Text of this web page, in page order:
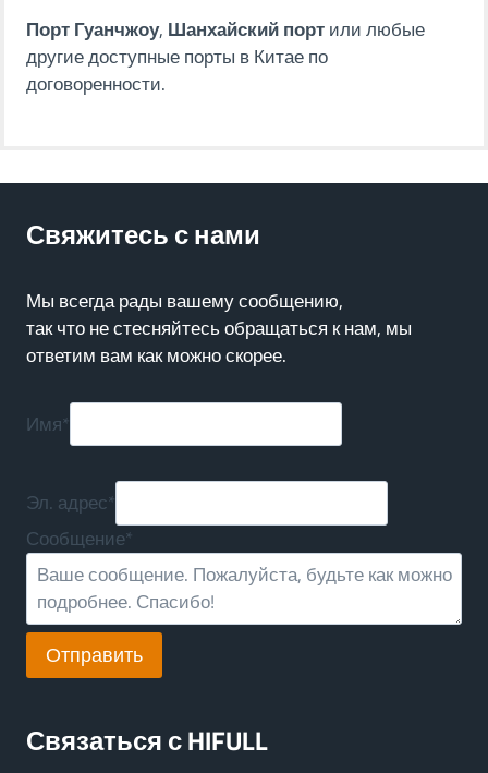
Порт Гуанчжоу,Шанхайский портили любые
другие доступные порты в Китае по
договоренности.
Свяжитесь с нами
Мы всегда рады вашему сообщению,
так что не стесняйтесь обращаться к нам, мы
ответим вам как можно скорее.
Имя*
Эл. адрес*
Сообщение*
Отправить
Связаться с HIFULL